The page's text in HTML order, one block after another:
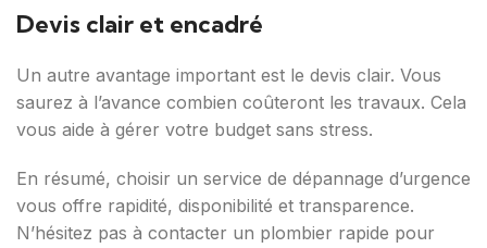
Devis clair et encadré
Un autre avantage important est le devis clair. Vous
saurez à l’avance combien coûteront les travaux. Cela
vous aide à gérer votre budget sans stress.
En résumé, choisir un service de dépannage d’urgence
vous offre rapidité, disponibilité et transparence.
N’hésitez pas à contacter un plombier rapide pour